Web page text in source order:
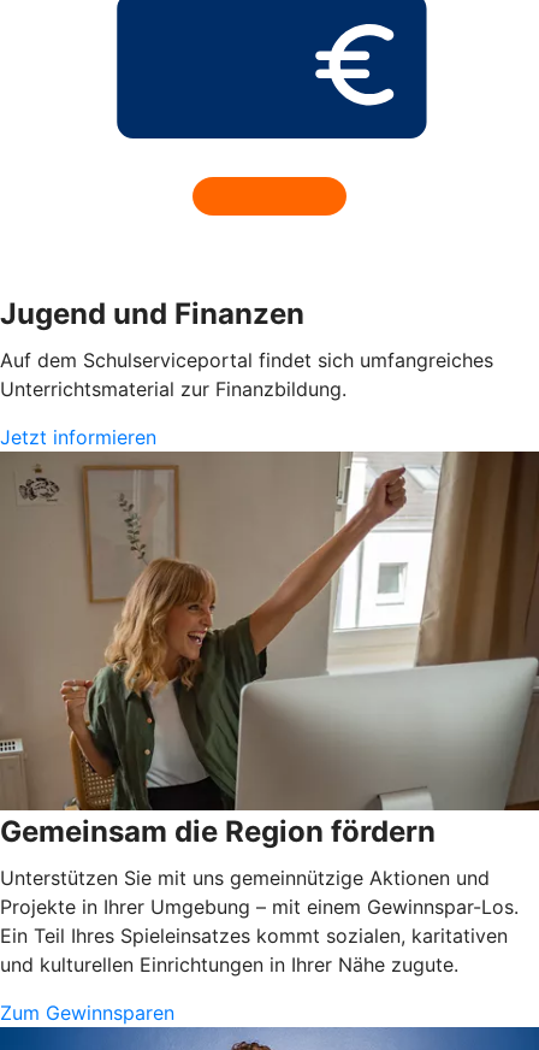
Jugend und Finanzen
Auf dem Schulserviceportal findet sich umfangreiches
Unterrichtsmaterial zur Finanzbildung.
Jetzt informieren
Gemeinsam die Region fördern
Unterstützen Sie mit uns gemeinnützige Aktionen und
Projekte in Ihrer Umgebung – mit einem Gewinnspar-Los.
Ein Teil Ihres Spieleinsatzes kommt sozialen, karitativen
und kulturellen Einrichtungen in Ihrer Nähe zugute.
Zum Gewinnsparen